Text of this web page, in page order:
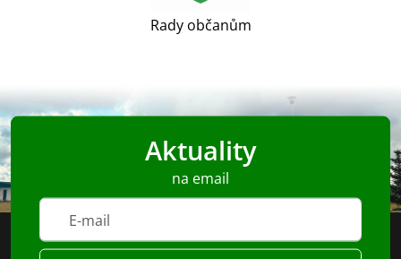
Rady občanům
Aktuality
na email